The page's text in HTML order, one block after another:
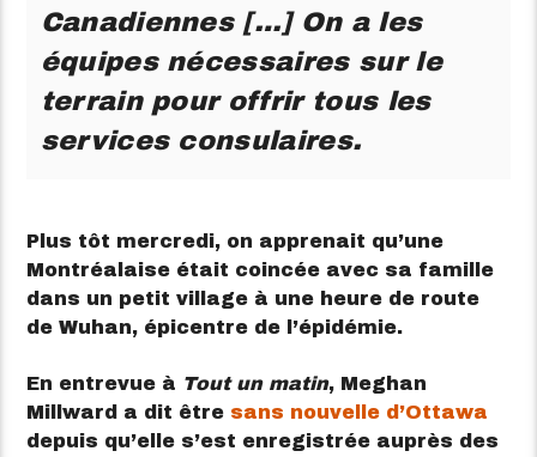
Canadiennes […] On a les
équipes nécessaires sur le
terrain pour offrir tous les
services consulaires.
Plus tôt mercredi, on apprenait qu’une
Montréalaise était coincée avec sa famille
dans un petit village à une heure de route
de Wuhan, épicentre de l’épidémie.
En entrevue à Tout un matin, Meghan
Millward a dit être sans nouvelle d’Ottawa
depuis qu’elle s’est enregistrée auprès des